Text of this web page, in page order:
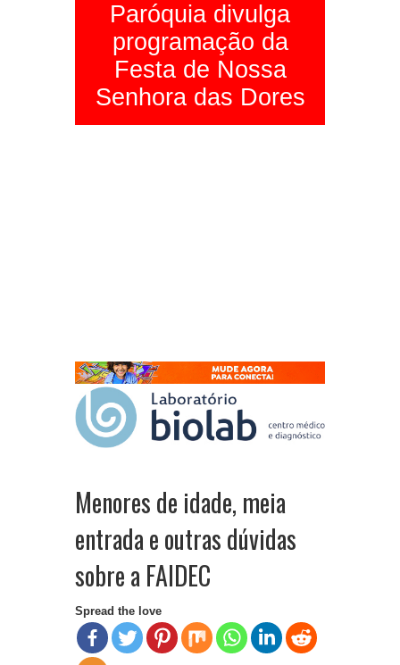
Paróquia divulga
programação da
Festa de Nossa
Senhora das Dores
Menores de idade, meia
entrada e outras dúvidas
sobre a FAIDEC
Spread the love